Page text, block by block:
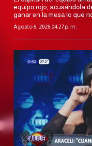
equipo rojo, acusándola
ganar en la mesa lo que
Agosto 6, 2026 04:27 p. m.